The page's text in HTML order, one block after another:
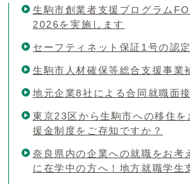
生駒市創業者支援プログラム
2026を実施します
セーフティネット保証1号の認
生駒市人材確保等総合支援事業
地元企業8社による合同就職面
東京23区から生駒市への移住を
援金制度をご存知ですか？
奈良県内の企業への就職をお考
に在学中の方へ！地方就職学生